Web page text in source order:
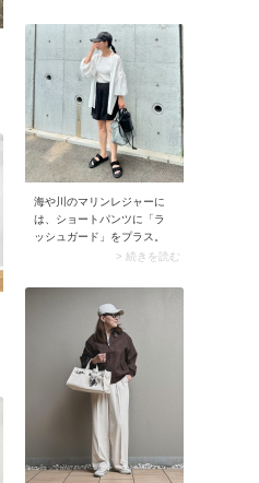
味を統一することで、黒ワ
ンピに優しい抜け感をプラ
スしています。一方ベージ
ュスニーカーはカジュアル
コーデに程よい上品さをプ
ラスできるおすすめシュー
ズ！
海や川のマリンレジャーに
は、ショートパンツに「ラ
ッシュガード」をプラス。
ガバッと羽織るだけでショ
たなくなる上に、紫外線対
策にも効果的です。アウト
ドアシーンにぴったりマッ
チする着こなしに。
> 続きを読む